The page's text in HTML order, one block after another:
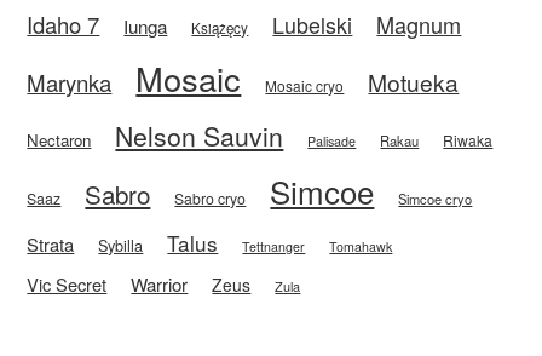
Idaho 7 Iunga Książęcy Lubelski
Magnum
Marynka
Mosaic Mosaic cryo Motueka
Nectaron Nelson Sauvin Palisade Rakau Riwaka
Saaz Sabro Sabro cryo Simcoe Simcoe cryo
Strata Sybilla Talus Tettnanger Tomahawk
Vic Secret Warrior Zeus Zula